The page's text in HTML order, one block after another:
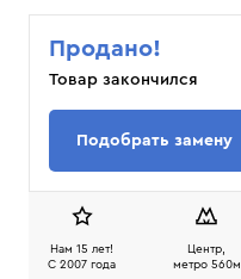
Продано!
Товар закончился
Подобрать замену
Нам 15 лет!
C 2007 года
Центр,
метро 560м